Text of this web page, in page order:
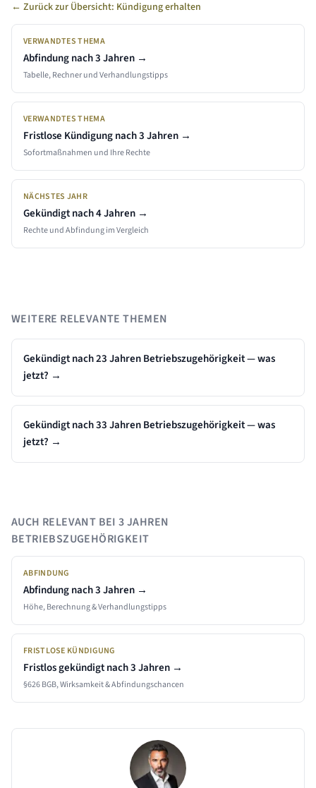
← Zurück zur Übersicht: Kündigung erhalten
VERWANDTES THEMA
Abfindung nach3 Jahren →
Tabelle, Rechner und Verhandlungstipps
VERWANDTES THEMA
Fristlose Kündigung nach3 Jahren →
Sofortmaßnahmen und Ihre Rechte
NÄCHSTES JAHR
Gekündigt nach4Jahren →
Rechte und Abfindung im Vergleich
WEITERE RELEVANTE THEMEN
Gekündigt nach 23 Jahren Betriebszugehörigkeit — was
jetzt? →
Gekündigt nach 33 Jahren Betriebszugehörigkeit — was
jetzt? →
AUCH RELEVANT BEI3 JAHREN
BETRIEBSZUGEHÖRIGKEIT
ABFINDUNG
Abfindung nach3 Jahren →
Höhe, Berechnung & Verhandlungstipps
FRISTLOSE KÜNDIGUNG
Fristlos gekündigt nach3 Jahren →
§626 BGB, Wirksamkeit & Abfindungschancen